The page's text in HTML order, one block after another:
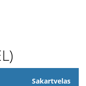
Sakartvelas